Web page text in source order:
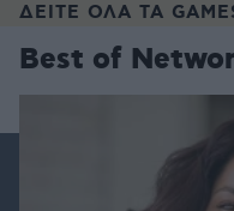
ΔΕΙΤΕ ΟΛΑ ΤΑ
Best of